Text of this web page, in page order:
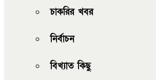
চাকরির খবর
নির্বাচন
বিখ্যাত কিছু